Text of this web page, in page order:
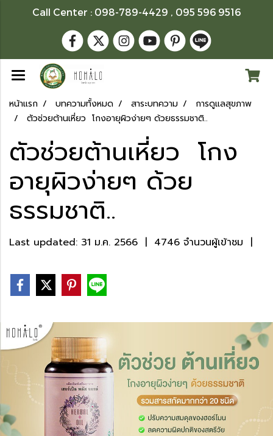
Call Center : 098-789-4429 , 095 596 9516
หน้าแรก บทความทั้งหมด สาระบทความ
การดูแลสุขภาพ
ตัวช่วยต้านเหี่ยว โกงอายุผิวง่ายๆ ด้วยธรรมชาติ..
ตัวช่วยต้านเหี่ยว โกง
อายุผิวง่ายๆ ด้วย
ธรรมชาติ..
Last updated: 31 ม.ค. 2566 | 4746 จำนวนผู้เข้าชม |